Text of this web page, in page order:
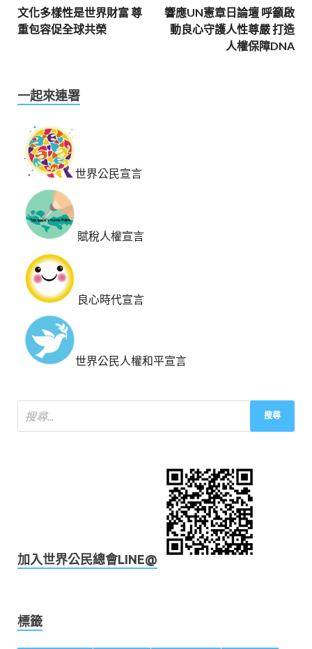
文化多樣性是世界財富 尊
重包容促全球共榮
響應UN憲章日論壇 呼籲啟
動良心守護人性尊嚴 打造
人權保障DNA
一起來連署
世界公民宣言
賦稅人權宣言
良心時代宣言
世界公民人權和平宣言
加入世界公民總會LINE@
標籤